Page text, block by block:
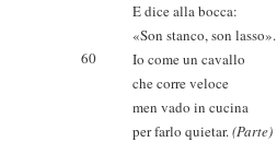
E dice alla bocca:
«Son stanco, son lasso».
60
Io come un cavallo
che corre veloce
men vado in cucina
per farlo quietar.(Parte)